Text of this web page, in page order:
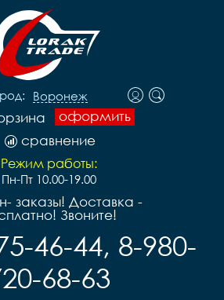
Воронеж
оформить
сравнение
Режим работы:
Пн-Пт 10.00-19.00
заказы! Доставка -
Звоните!
46-44, 8-980-
68-63